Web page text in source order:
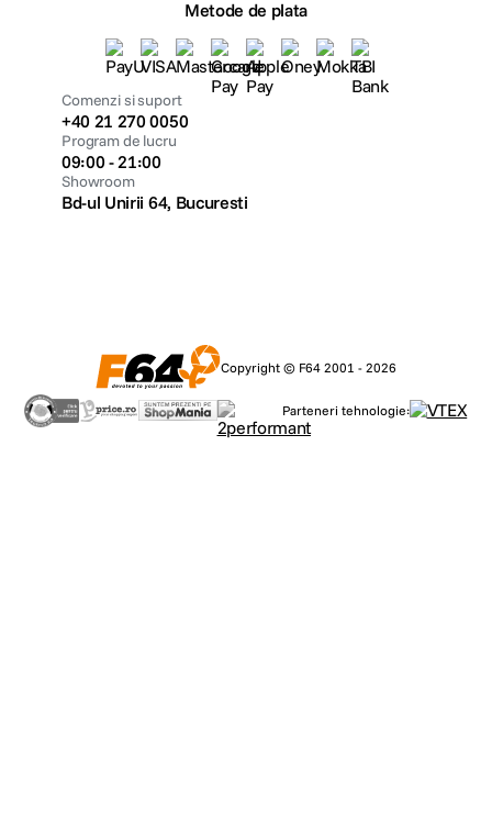
Metode de plata
Comenzi si suport
+40 21 270 0050
Program de lucru
09:00 - 21:00
Showroom
Bd-ul Unirii 64, Bucuresti
Copyright © F64 2001 - 2026
Parteneri tehnologie: